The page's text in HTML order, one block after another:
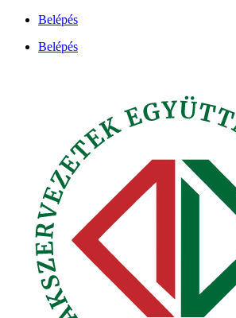
Ugrás
tartalomhoz
Belépés
Belépés